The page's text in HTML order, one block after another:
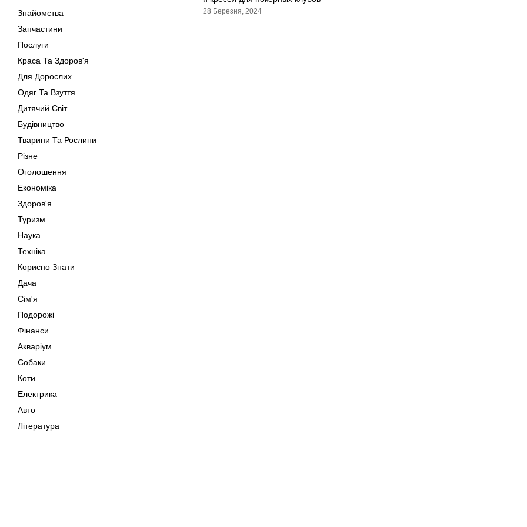
Знайомства
Запчастини
Послуги
Краса Та Здоров'я
Для Дорослих
Одяг Та Взуття
Дитячий Світ
Будівництво
Тварини Та Рослини
Різне
Оголошення
Економіка
Здоров'я
Туризм
Наука
Техніка
Корисно Знати
Дача
Сім'я
Подорожі
Фінанси
Акваріум
Собаки
Коти
Електрика
Авто
Література
Музика
28 Березня, 2024